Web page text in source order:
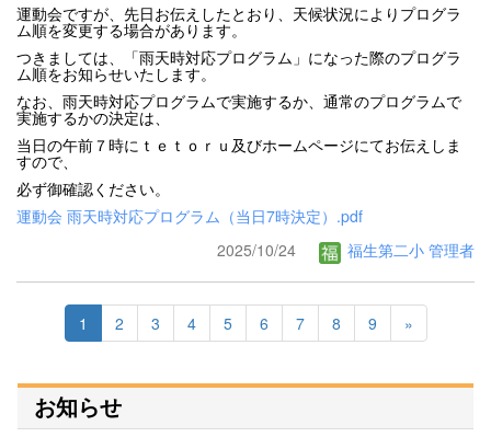
運動会ですが、先日お伝えしたとおり、天候状況によりプログラ
ム順を変更する場合があります。
つきましては、「雨天時対応プログラム」になった際のプログラ
ム順をお知らせいたします。
なお、雨天時対応プログラムで実施するか、通常のプログラムで
実施するかの決定は、
当日の午前７時にｔｅｔｏｒｕ及びホームページにてお伝えしま
すので、
必ず御確認ください。
運動会 雨天時対応プログラム（当日7時決定）.pdf
2025/10/24
福生第二小 管理者
1 2 3 4 5 6 7 8 9 »
お知らせ